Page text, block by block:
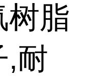
树脂
,耐